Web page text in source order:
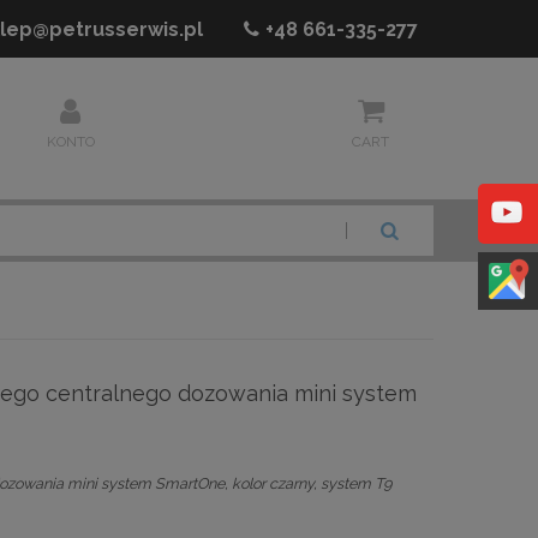
+48 661-335-277
KONTO CART
centralnego dozowania mini system
mini system SmartOne, kolor czarny, system T9